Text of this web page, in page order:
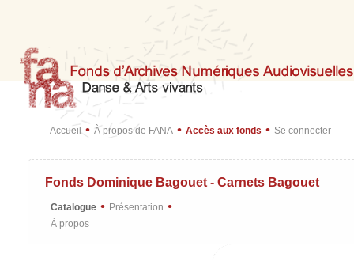
Accueil • À propos de FANA • Accès aux fonds • Se connecter
Fonds Dominique Bagouet - Carnets Bagouet
Catalogue • Présentation •
À propos